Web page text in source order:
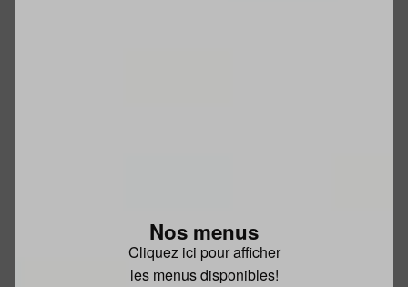
Nos menus
Cliquez ici pour afficher
les menus disponibles!